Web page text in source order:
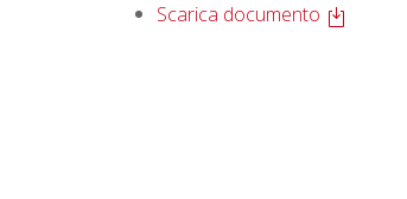
Scarica documento